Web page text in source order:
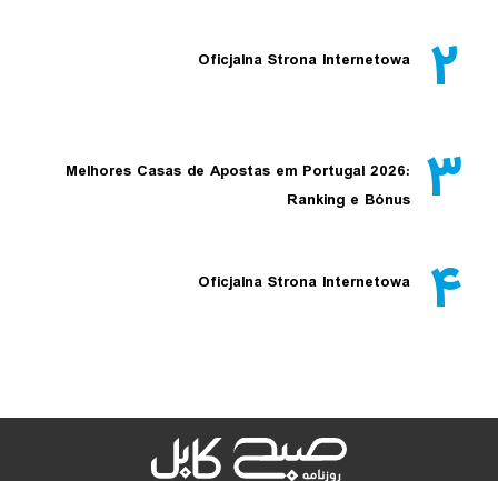
۲ Oficjalna Strona Internetowa
۳
Melhores Casas de Apostas em Portugal 2026:
Ranking e Bónus
۴ Oficjalna Strona Internetowa